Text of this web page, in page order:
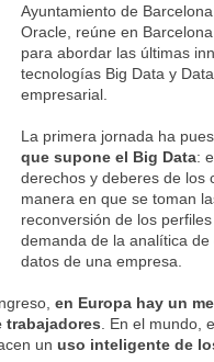
Ayuntamiento de
Oracle, reúne en
para abordar las últimas
tecnologías Big Data y
empresarial.
La primera jornada ha
que supone el Big Data:
derechos y deberes de los
manera en que se toman
reconversión de los
demanda de la analítica
datos de una empresa.
en Europa hay un
trabajadores . En el mundo,
unuso inteligente de